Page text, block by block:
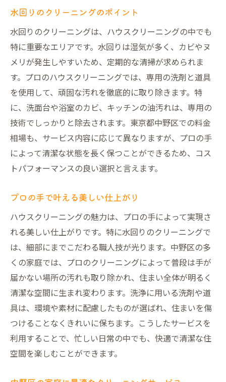
水回りのクリーニングのポイント
水回りのクリーニングは、ハウスクリーニングの中でも
特に重要なエリアです。水回りは湿気が多く、カビやヌ
メリが発生しやすいため、定期的な清掃が求められま
す。プロのハウスクリーニングでは、専用の洗剤と道具
を使用して、頑固な汚れを徹底的に取り除きます。特
に、洗面台や浴室のカビ、キッチンの油汚れは、専用の
技術でしっかりと除去されます。東京都中野区での料金
相場も、サービス内容に応じて異なりますが、プロの手
によって清潔な状態を長く保つことができるため、コス
トパフォーマンスの良い選択と言えます。
プロの手で叶える美しい仕上がり
ハウスクリーニングの魅力は、プロの手によって実現さ
れる美しい仕上がりです。特に水回りのクリーニングで
は、細部にまでこだわる職人技が光ります。中野区の多
くの家庭では、プロのクリーニングによって普段は手が
届かない場所の汚れも取り除かれ、住まい全体が明るく
清潔な空間に生まれ変わります。洗浄に用いる洗剤や道
具は、環境や素材に配慮したものが選ばれ、住まいを傷
つけることなくきれいに保ちます。こうしたサービスを
利用することで、忙しい日常の中でも、快適で清潔な住
空間を楽しむことができます。